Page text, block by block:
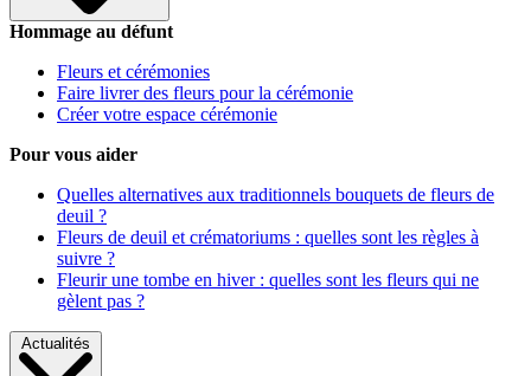
Hommage au défunt
Fleurs et cérémonies
Faire livrer des fleurs pour la cérémonie
Créer votre espace cérémonie
Pour vous aider
Quelles alternatives aux traditionnels bouquets de fleurs de
deuil ?
Fleurs de deuil et crématoriums : quelles sont les règles à
suivre ?
Fleurir une tombe en hiver : quelles sont les fleurs qui ne
gèlent pas ?
Actualités